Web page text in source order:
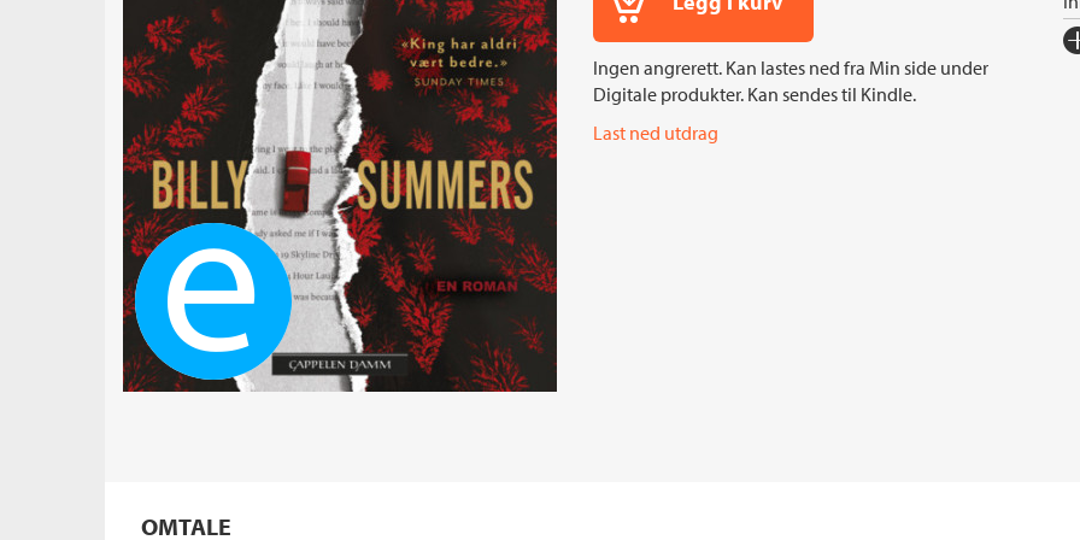
Ebok
Ingen angrerett. Kan lastes ned fra Min side under
Digitale produkter. Kan sendes til Kindle.
Last ned utdrag
OMTALE